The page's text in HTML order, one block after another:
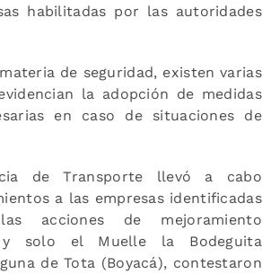
habilitadas por las autoridades
de seguridad, existen varias
la adopción de medidas
en caso de situaciones de
de Transporte llevó a cabo
a las empresas identificadas
acciones de mejoramiento
y solo el Muelle la Bodeguita
de Tota (Boyacá), contestaron